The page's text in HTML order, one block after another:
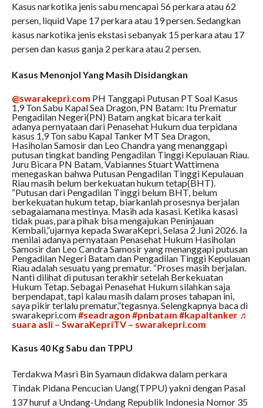
Kasus narkotika jenis sabu mencapai 56 perkara atau 62
persen, liquid Vape 17 perkara atau 19 persen. Sedangkan
kasus narkotika jenis ekstasi sebanyak 15 perkara atau 17
persen dan kasus ganja 2 perkara atau 2 persen.
Kasus Menonjol Yang Masih Disidangkan
@swarakepri.com PH Tanggapi Putusan PT Soal Kasus
1,9 Ton Sabu Kapal Sea Dragon, PN Batam: Itu Prematur
Pengadilan Negeri(PN) Batam angkat bicara terkait
adanya pernyataan dari Penasehat Hukum dua terpidana
kasus 1,9 Ton sabu Kapal Tanker MT Sea Dragon,
Hasiholan Samosir dan Leo Chandra yang menanggapi
putusan tingkat banding Pengadilan Tinggi Kepulauan Riau.
Juru Bicara PN Batam, Vabiannes Stuart Wattimena
menegaskan bahwa Putusan Pengadilan Tinggi Kepulauan
Riau masih belum berkekuatan hukum tetap(BHT).
“Putusan dari Pengadilan Tinggi belum BHT, belum
berkekuatan hukum tetap, biarkanlah prosesnya berjalan
sebagaiamana mestinya. Masih ada kasasi. Ketika kasasi
tidak puas, para pihak bisa mengajukan Peninjauan
Kembali,”ujarnya kepada SwaraKepri, Selasa 2 Juni 2026. Ia
menilai adanya pernyataan Penasehat Hukum Hasiholan
Samosir dan Leo Candra Samosir yang menanggapi putusan
Pengadilan Negeri Batam dan Pengadilan Tinggi Kepulauan
Riau adalah sesuatu yang prematur. “Proses masih berjalan.
Nanti dilihat di putusan terakhir setelah Berkekuatan
Hukum Tetap. Sebagai Penasehat Hukum silahkan saja
berpendapat, tapi kalau masih dalam proses tahapan ini,
saya pikir terlalu prematur,”tegasnya. Selengkapnya baca di
swarakepri.com#seadragon #pnbatam #kapaltanker ♬
suara asli – SwaraKepriTV – swarakepri.com
Kasus 40 Kg Sabu dan TPPU
Terdakwa Masri Bin Syamaun didakwa dalam perkara
Tindak Pidana Pencucian Uang(TPPU) yakni dengan Pasal
137 huruf a Undang-Undang Republik Indonesia Nomor 35